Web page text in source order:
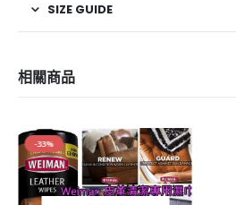
SIZE GUIDE
相關商品
-33%